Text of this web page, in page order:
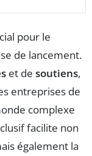
pour le
de lancement.
et de soutiens,
entreprises de
complexe
facilite non
également la